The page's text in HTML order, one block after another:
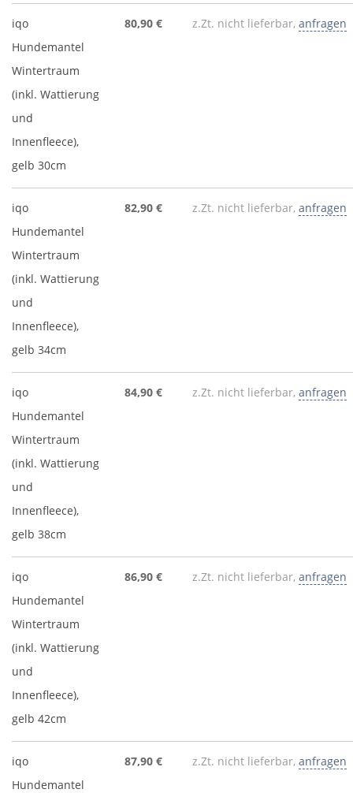
iqo
Hundemantel
Wintertraum
(inkl. Wattierung
und
Innenfleece),
gelb 30cm
80,90 € z.Zt. nicht lieferbar, anfragen
iqo
Hundemantel
Wintertraum
(inkl. Wattierung
und
Innenfleece),
gelb 34cm
82,90 € z.Zt. nicht lieferbar, anfragen
iqo
Hundemantel
Wintertraum
(inkl. Wattierung
und
Innenfleece),
gelb 38cm
84,90 € z.Zt. nicht lieferbar, anfragen
iqo
Hundemantel
Wintertraum
(inkl. Wattierung
und
Innenfleece),
gelb 42cm
86,90 € z.Zt. nicht lieferbar, anfragen
iqo
Hundemantel
87,90 € z.Zt. nicht lieferbar, anfragen